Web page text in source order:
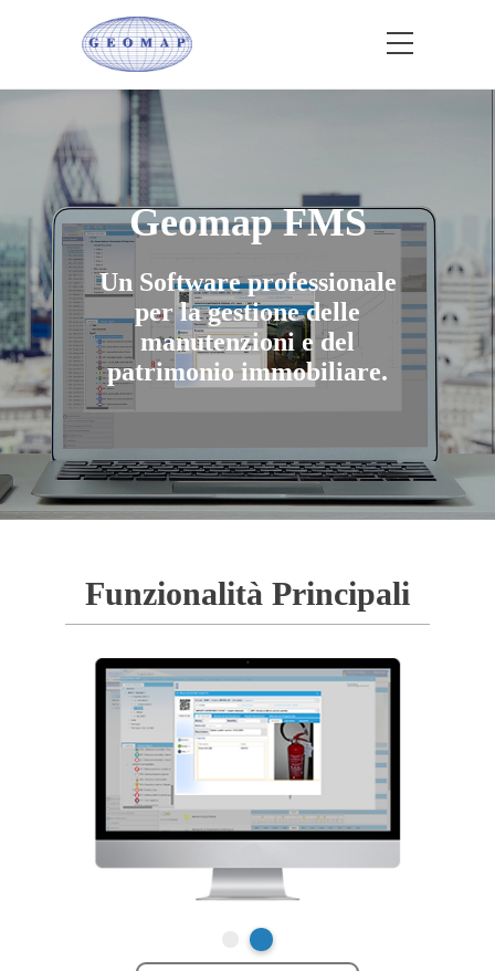
Geomap FMS
Un Software professionale
per la gestione delle
manutenzioni e del
patrimonio immobiliare.
Funzionalità Principali